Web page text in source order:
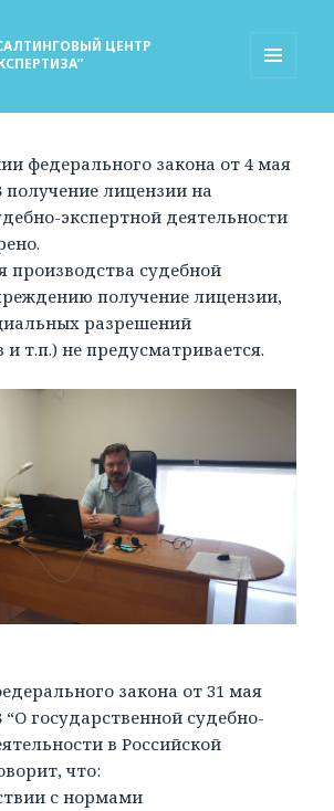
ЦЕНТР
федерального закона от 4 мая
получение лицензии на
экспертной деятельности
судебной
получение лицензии,
разрешений
и т.п.) не предусматривается.
закона от 31 мая
“О государственной судебно-
в Российской
что:
с нормами